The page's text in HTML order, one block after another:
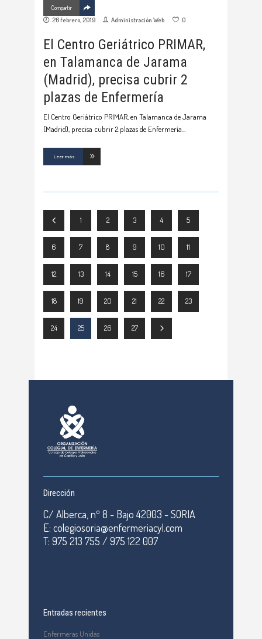
Compartir
26 febrero, 2019 Administración Web 0
El Centro Geriátrico PRIMAR,
en Talamanca de Jarama
(Madrid), precisa cubrir 2
plazas de Enfermería
El Centro Geriátrico PRIMAR, en Talamanca de Jarama
(Madrid), precisa cubrir 2 plazas de Enfermería
Leer más
1 2 3 4 5
6 7 8 9 10 11
12 13 14 15 16 17
18 19 20 21 22 23
24 25 26 27
Dirección
C/ Alberca, nº 8 - Bajo 42003 - SORIA
E: colegiosoria@enfermeriacyl.com
T: 975 213 755 / 975 122 007
Entradas recientes
Enfermeras Unidas